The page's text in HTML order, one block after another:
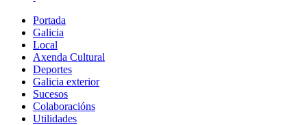
Portada
Galicia
Local
Axenda Cultural
Deportes
Galicia exterior
Sucesos
Colaboracións
Utilidades